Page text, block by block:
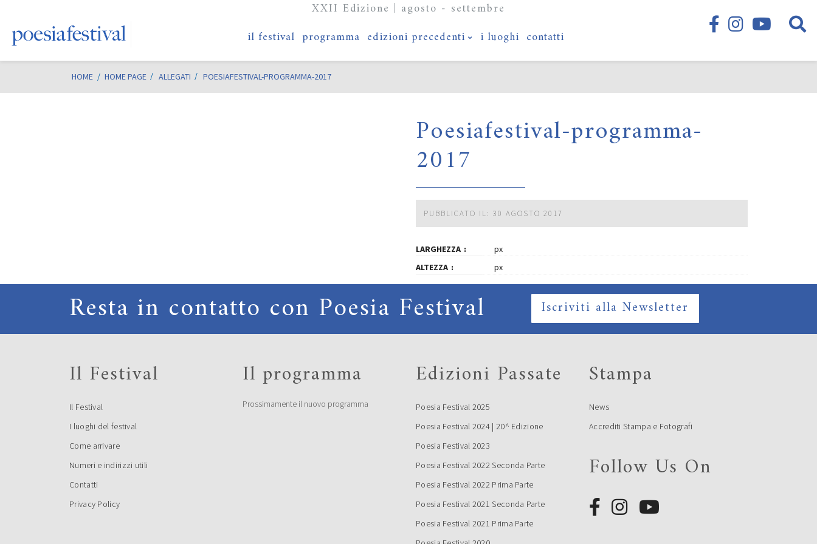
XXII Edizione | agosto - settembre
il festival programma edizioni precedenti i luoghi contatti
HOME / HOME PAGE ALLEGATI POESIAFESTIVAL-PROGRAMMA-2017
Poesiafestival-programma-
2017
PUBBLICATO IL: 30 AGOSTO 2017
LARGHEZZA
px
ALTEZZA
px
Resta in contatto con Poesia Festival Iscriviti alla Newsletter
Il Festival
Il Festival
I luoghi del festival
Come arrivare
Numeri e indirizzi utili
Contatti
Privacy Policy
Il programma
Prossimamente il nuovo programma
Edizioni Passate
Poesia Festival 2025
Poesia Festival 2024 | 20^ Edizione
Poesia Festival 2023
Poesia Festival 2022 Seconda Parte
Poesia Festival 2022 Prima Parte
Poesia Festival 2021 Seconda Parte
Poesia Festival 2021 Prima Parte
Stampa
News
Accrediti Stampa e Fotografi
Follow Us On